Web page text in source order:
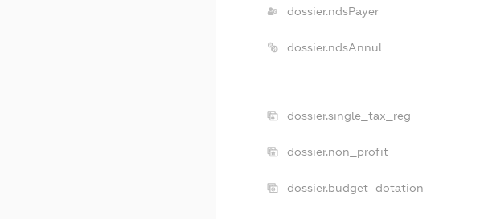
dossier.ndsPayer
dossier.ndsAnnul
dossier.single_tax_reg
dossier.non_profit
dossier.budget_dotation